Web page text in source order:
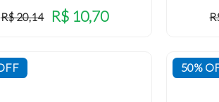
R$ 20,14 R$ 10,70
50%